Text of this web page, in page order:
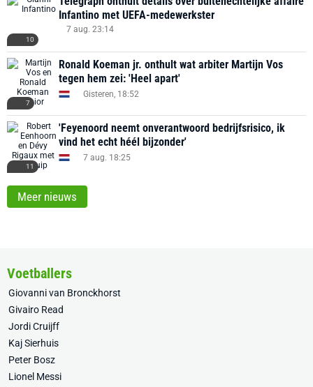
10
Infantino met UEFA-medewerkster
7 aug. 23:14
7
Ronald Koeman jr. onthult wat arbiter Martijn Vos
tegen hem zei: 'Heel apart'
Gisteren, 18:52
11
'Feyenoord neemt onverantwoord bedrijfsrisico, ik
vind het echt héél bijzonder'
7 aug. 18:25
Meer nieuws
Voetballers
Giovanni van Bronckhorst
Givairo Read
Jordi Cruijff
Kaj Sierhuis
Peter Bosz
Lionel Messi